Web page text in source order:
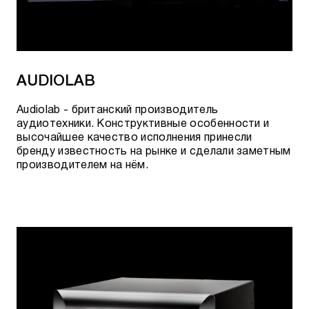
элементы позволили получить абсолютно ровное
60, GLE 70 и G800L.
для подключения нескольких пар колонок к
одному усилителю.
1979
акустических систем «Ergo», где в каждой
колонке был использован гибридный усилитель, а
AUDIOLAB
Audiolab - британский производитель
аудиотехники. Конструктивные особенности и
высочайшее качество исполнения принесли
бренду известность на рынке и сделали заметным
производителем на нём.